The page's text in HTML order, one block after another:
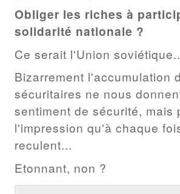
Obliger les riches à
solidarité nationale ?
Ce serait l'Union
Bizarrement l'accumulation
sécuritaires ne nous
sentiment de sécurité, mais
l'impression qu'à chaque
reculent...
Etonnant, non ?